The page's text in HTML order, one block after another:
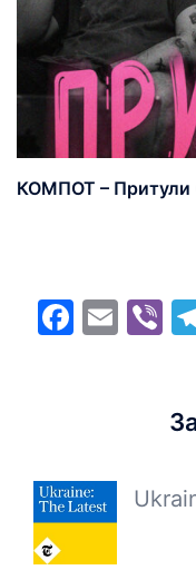
КОМПОТ – Притули